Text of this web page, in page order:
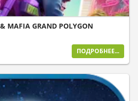
MAFIA GRAND POLYGON
ПОДРОБНЕЕ...